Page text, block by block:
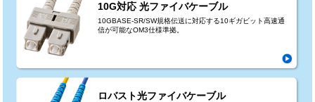
10G対応 光ファイバケーブル
10GBASE-SR/SW規格伝送に対応する10ギガビット高速通
信が可能なOM3仕様準拠。
ロバスト光ファイバケーブル